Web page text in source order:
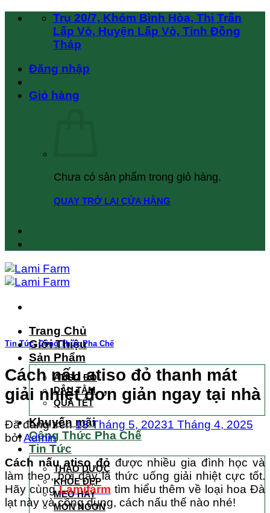
Chuyển
Trụ 20/7, Khóm Bình Hòa, Thị Trấn
Lấp Vò, Huyện Lấp Vò, Tỉnh Đồng
Tháp
Đăng nhập
Giỏ hàng
Chưa có sản phẩm trong giỏ hàng.
QUAY TRỞ LẠI CỬA HÀNG
Trang Chủ
Giới Thiệu
Sản Phẩm
ATISO ĐỎ
DÂU TẰM
QUÀ TẾT
Khuyến mãi
Công Thức Pha Chế
Tin Tức
THẢO DƯỢC
KHỎE ĐẸP
MẸO HAY
MÓN NGON
Tin Tức,Công Thức Pha Chế
Cách nấu atiso đỏ thanh mát
giải nhiệt đơn giản ngay tại nhà
Đã đăng trên18 Tháng 5, 20231 Tháng 4, 2025
bởiAdmin
Cách nấu atiso đỏ được nhiều gia đình học và
làm theo, bởi đây là thức uống giải nhiệt cực tốt.
Hãy cùngLamifarm tìm hiểu thêm về loại hoa Đà
lạt này và công dụng, cách nấu thế nào nhé!